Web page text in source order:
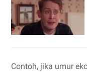
Contoh, jika umur